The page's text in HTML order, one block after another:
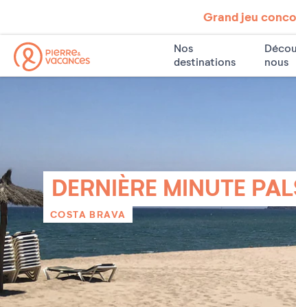
Grand jeu
Nos
destinations
nous
DERNIÈRE MINUTE
COSTA BRAVA